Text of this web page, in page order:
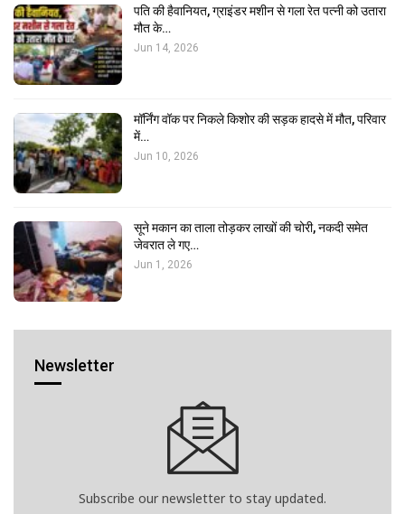
पति की हैवानियत, ग्राइंडर मशीन से गला रेत पत्नी को उतारा
मौत के…
Jun 14, 2026
मॉर्निंग वॉक पर निकले किशोर की सड़क हादसे में मौत, परिवार
में…
Jun 10, 2026
सूने मकान का ताला तोड़कर लाखों की चोरी, नकदी समेत
जेवरात ले गए…
Jun 1, 2026
Newsletter
Subscribe our newsletter to stay updated.